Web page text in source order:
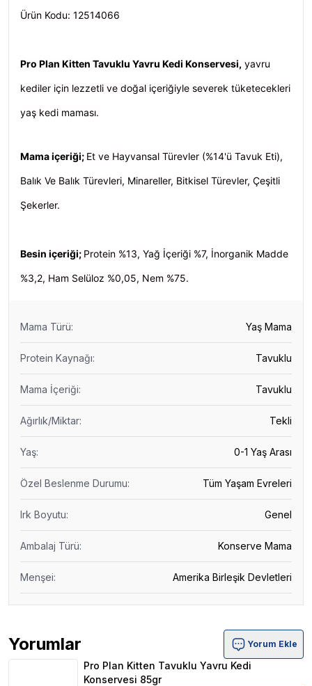
Ürün Kodu: 12514066
Pro Plan Kitten Tavuklu Yavru Kedi Konservesi, yavru
kediler için lezzetli ve doğal içeriğiyle severek tüketecekleri
yaş kedi maması.
Mama içeriği; Et ve Hayvansal Türevler (%14'ü Tavuk Eti),
Balık Ve Balık Türevleri, Minareller, Bitkisel Türevler, Çeşitli
Şekerler.
Besin içeriği; Protein %13, Yağ İçeriği %7, İnorganik Madde
%3,2, Ham Selüloz %0,05, Nem %75.
Mama Türü: Yaş Mama
Protein Kaynağı: Tavuklu
Mama İçeriği: Tavuklu
Ağırlık/Miktar: Tekli
Yaş: 0-1 Yaş Arası
Özel Beslenme Durumu: Tüm Yaşam Evreleri
Irk Boyutu: Genel
Ambalaj Türü: Konserve Mama
Menşei: Amerika Birleşik Devletleri
Yorumlar
Pro Plan Kitten Tavuklu Yavru Kedi Konservesi 85gr
Yorum Ekle
Pro Plan Kitten Tavuklu Yavru Kedi
Konservesi 85gr